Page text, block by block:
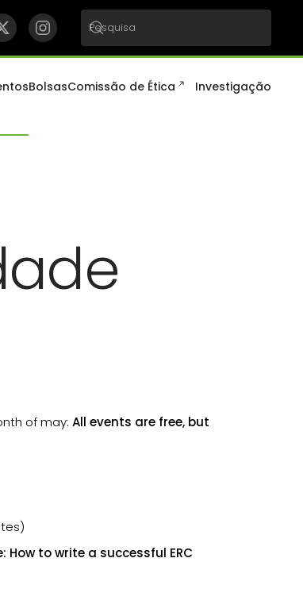
BolsasComissão de Ética Investigação
of may: All events are free, but
to write a successful ERC